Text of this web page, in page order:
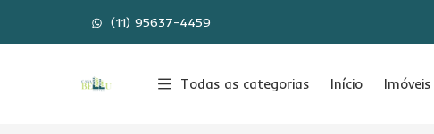
(11) 95637-4459
Página inicial
Todas as categorias Início